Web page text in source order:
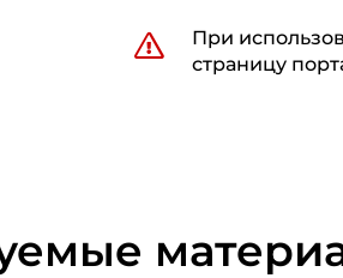
При
страницу